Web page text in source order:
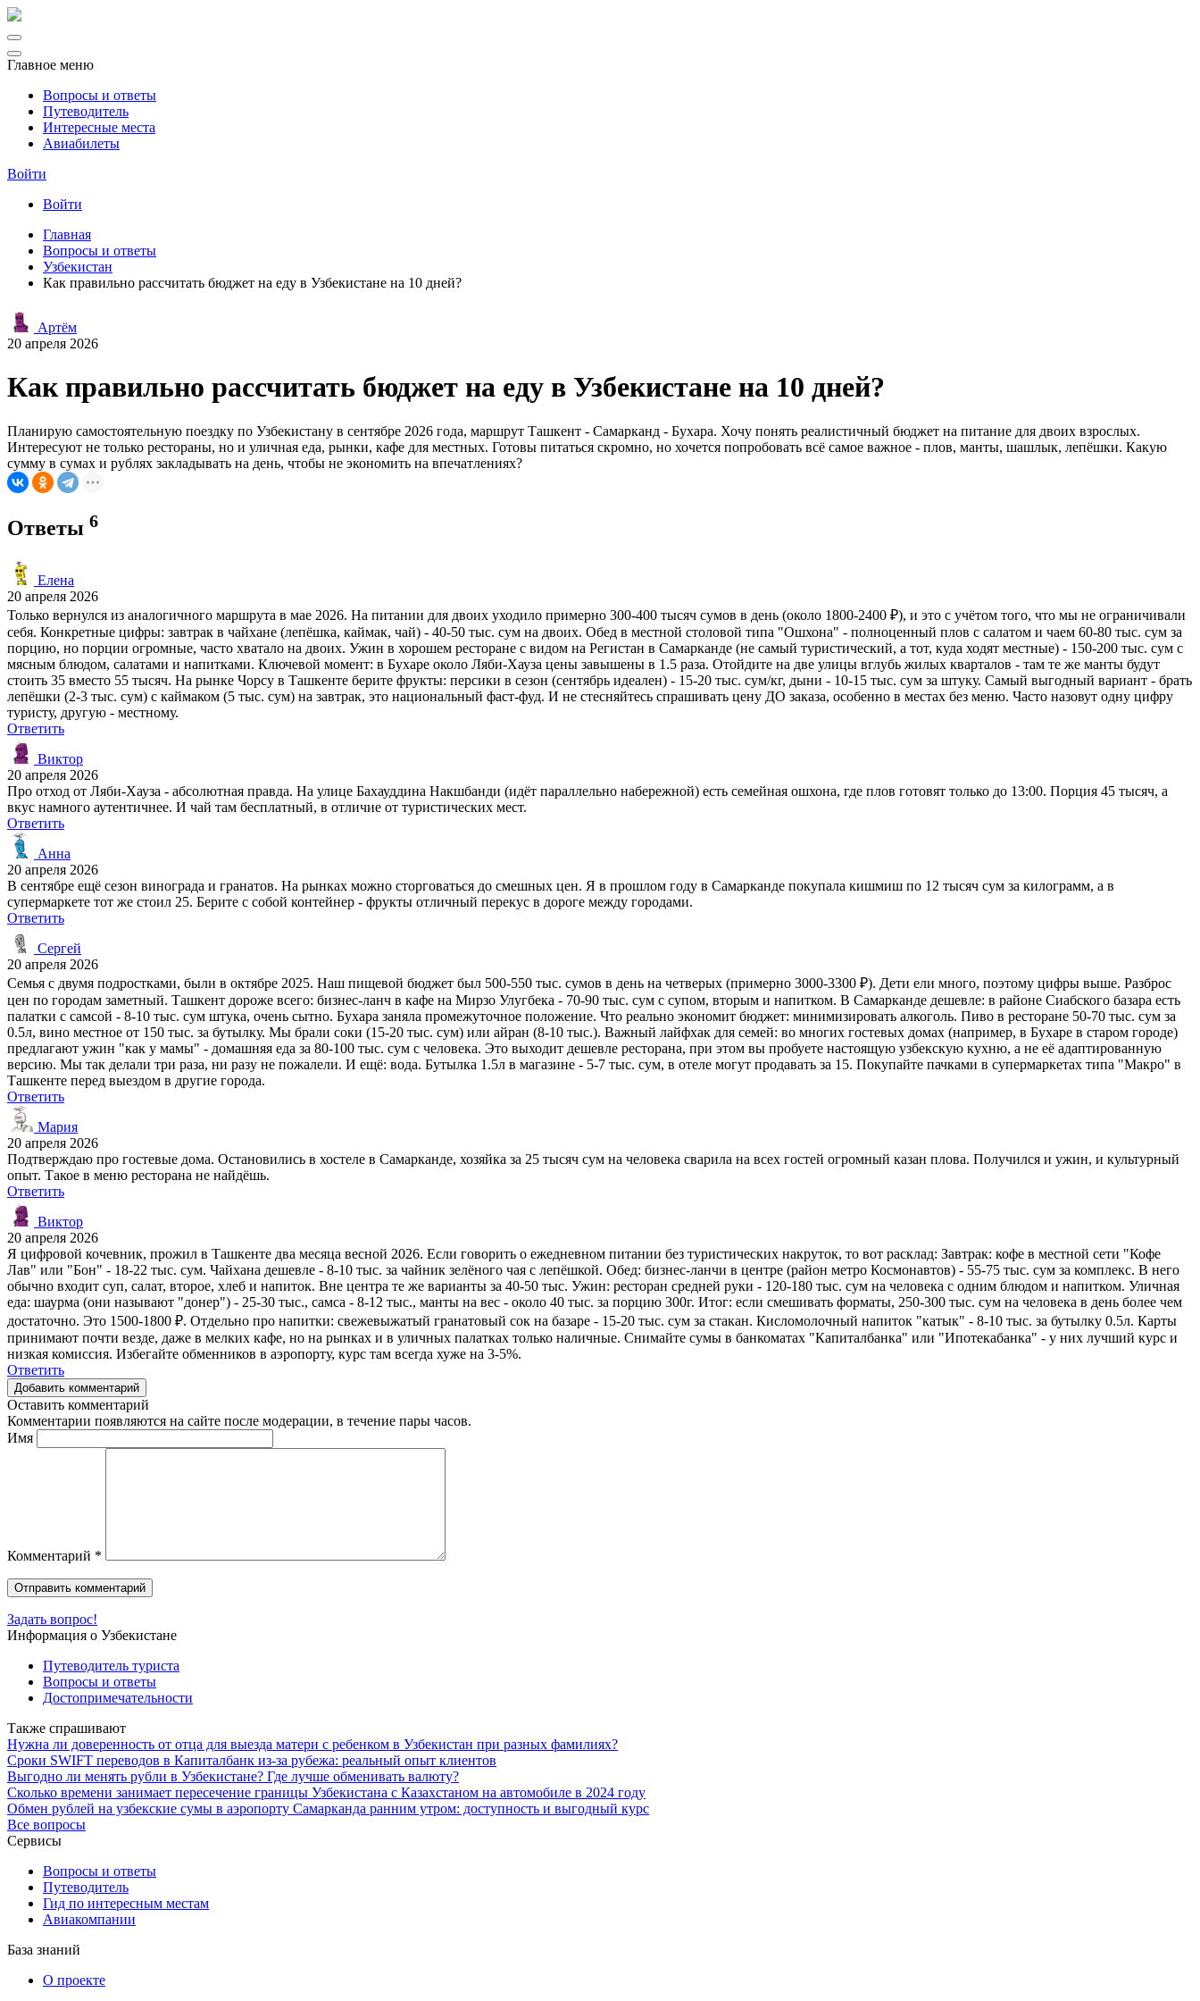
Главное меню
Вопросы и ответы
Путеводитель
Интересные места
Авиабилеты
Войти
Войти
Главная
Вопросы и ответы
Узбекистан
Как правильно рассчитать бюджет на еду в Узбекистане на 10 дней?
Артём
20 апреля 2026
Как правильно рассчитать бюджет на еду в Узбекистане на 10 дней?
Планирую самостоятельную поездку по Узбекистану в сентябре 2026 года, маршрут Ташкент - Самарканд - Бухара. Хочу понять реалистичный бюджет на питание для двоих взрослых.
Интересуют не только рестораны, но и уличная еда, рынки, кафе для местных. Готовы питаться скромно, но хочется попробовать всё самое важное - плов, манты, шашлык, лепёшки. Какую
сумму в сумах и рублях закладывать на день, чтобы не экономить на впечатлениях?
Ответы 6
Елена
20 апреля 2026
Только вернулся из аналогичного маршрута в мае 2026. На питании для двоих уходило примерно 300-400 тысяч сумов в день (около 1800-2400 ₽), и это с учётом того, что мы не ограничивали
себя. Конкретные цифры: завтрак в чайхане (лепёшка, каймак, чай) - 40-50 тыс. сум на двоих. Обед в местной столовой типа "Ошхона" - полноценный плов с салатом и чаем 60-80 тыс. сум за
порцию, но порции огромные, часто хватало на двоих. Ужин в хорошем ресторане с видом на Регистан в Самарканде (не самый туристический, а тот, куда ходят местные) - 150-200 тыс. сум с
мясным блюдом, салатами и напитками. Ключевой момент: в Бухаре около Ляби-Хауза цены завышены в 1.5 раза. Отойдите на две улицы вглубь жилых кварталов - там те же манты будут
стоить 35 вместо 55 тысяч. На рынке Чорсу в Ташкенте берите фрукты: персики в сезон (сентябрь идеален) - 15-20 тыс. сум/кг, дыни - 10-15 тыс. сум за штуку. Самый выгодный вариант - брать
лепёшки (2-3 тыс. сум) с каймаком (5 тыс. сум) на завтрак, это национальный фаст-фуд. И не стесняйтесь спрашивать цену ДО заказа, особенно в местах без меню. Часто назовут одну цифру
туристу, другую - местному.
Ответить
Виктор
20 апреля 2026
Про отход от Ляби-Хауза - абсолютная правда. На улице Бахауддина Накшбанди (идёт параллельно набережной) есть семейная ошхона, где плов готовят только до 13:00. Порция 45 тысяч, а
вкус намного аутентичнее. И чай там бесплатный, в отличие от туристических мест.
Ответить
Анна
20 апреля 2026
В сентябре ещё сезон винограда и гранатов. На рынках можно сторговаться до смешных цен. Я в прошлом году в Самарканде покупала кишмиш по 12 тысяч сум за килограмм, а в
супермаркете тот же стоил 25. Берите с собой контейнер - фрукты отличный перекус в дороге между городами.
Ответить
Сергей
20 апреля 2026
Семья с двумя подростками, были в октябре 2025. Наш пищевой бюджет был 500-550 тыс. сумов в день на четверых (примерно 3000-3300 ₽). Дети ели много, поэтому цифры выше. Разброс
цен по городам заметный. Ташкент дороже всего: бизнес-ланч в кафе на Мирзо Улугбека - 70-90 тыс. сум с супом, вторым и напитком. В Самарканде дешевле: в районе Сиабского базара есть
палатки с самсой - 8-10 тыс. сум штука, очень сытно. Бухара заняла промежуточное положение. Что реально экономит бюджет: минимизировать алкоголь. Пиво в ресторане 50-70 тыс. сум за
0.5л, вино местное от 150 тыс. за бутылку. Мы брали соки (15-20 тыс. сум) или айран (8-10 тыс.). Важный лайфхак для семей: во многих гостевых домах (например, в Бухаре в старом городе)
предлагают ужин "как у мамы" - домашняя еда за 80-100 тыс. сум с человека. Это выходит дешевле ресторана, при этом вы пробуете настоящую узбекскую кухню, а не её адаптированную
версию. Мы так делали три раза, ни разу не пожалели. И ещё: вода. Бутылка 1.5л в магазине - 5-7 тыс. сум, в отеле могут продавать за 15. Покупайте пачками в супермаркетах типа "Макро" в
Ташкенте перед выездом в другие города.
Ответить
Мария
20 апреля 2026
Подтверждаю про гостевые дома. Остановились в хостеле в Самарканде, хозяйка за 25 тысяч сум на человека сварила на всех гостей огромный казан плова. Получился и ужин, и культурный
опыт. Такое в меню ресторана не найдёшь.
Ответить
Виктор
20 апреля 2026
Я цифровой кочевник, прожил в Ташкенте два месяца весной 2026. Если говорить о ежедневном питании без туристических накруток, то вот расклад: Завтрак: кофе в местной сети "Кофе
Лав" или "Бон" - 18-22 тыс. сум. Чайхана дешевле - 8-10 тыс. за чайник зелёного чая с лепёшкой. Обед: бизнес-ланчи в центре (район метро Космонавтов) - 55-75 тыс. сум за комплекс. В него
обычно входит суп, салат, второе, хлеб и напиток. Вне центра те же варианты за 40-50 тыс. Ужин: ресторан средней руки - 120-180 тыс. сум на человека с одним блюдом и напитком. Уличная
еда: шаурма (они называют "донер") - 25-30 тыс., самса - 8-12 тыс., манты на вес - около 40 тыс. за порцию 300г. Итог: если смешивать форматы, 250-300 тыс. сум на человека в день более чем
достаточно. Это 1500-1800 ₽. Отдельно про напитки: свежевыжатый гранатовый сок на базаре - 15-20 тыс. сум за стакан. Кисломолочный напиток "катык" - 8-10 тыс. за бутылку 0.5л. Карты
принимают почти везде, даже в мелких кафе, но на рынках и в уличных палатках только наличные. Снимайте сумы в банкоматах "Капиталбанка" или "Ипотекабанка" - у них лучший курс и
низкая комиссия. Избегайте обменников в аэропорту, курс там всегда хуже на 3-5%.
Ответить
Добавить комментарий
Оставить комментарий
Комментарии появляются на сайте после модерации, в течение пары часов.
Имя
Комментарий *
Задать вопрос!
Информация о Узбекистане
Путеводитель туриста
Вопросы и ответы
Достопримечательности
Также спрашивают
Нужна ли доверенность от отца для выезда матери с ребенком в Узбекистан при разных фамилиях?
Сроки SWIFT переводов в Капиталбанк из-за рубежа: реальный опыт клиентов
Выгодно ли менять рубли в Узбекистане? Где лучше обменивать валюту?
Сколько времени занимает пересечение границы Узбекистана с Казахстаном на автомобиле в 2024 году
Обмен рублей на узбекские сумы в аэропорту Самарканда ранним утром: доступность и выгодный курс
Все вопросы
Сервисы
Вопросы и ответы
Путеводитель
Гид по интересным местам
Авиакомпании
База знаний
О проекте